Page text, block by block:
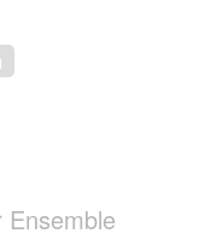
Ensemble